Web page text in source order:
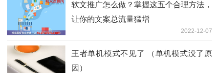
软文推广怎么做？掌握这五个合理方法，
让你的文案总流量猛增
2022-12-07
王者单机模式不见了 （单机模式没了原
因）